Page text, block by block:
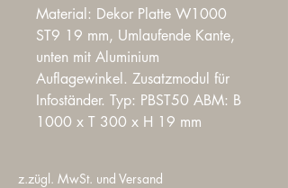
Material: Dekor Platte W1000
ST9 19 mm, Umlaufende Kante,
unten mit Aluminium
Auflagewinkel. Zusatzmodul für
Infoständer. Typ: PBST50 ABM: B
1000 x T 300 x H 19 mm
z.zügl. MwSt. und Versand